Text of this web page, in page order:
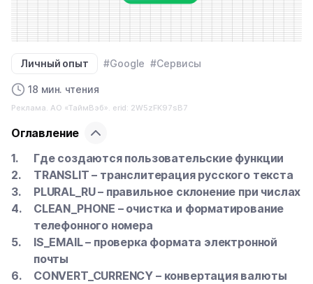
Личный опыт #Google #Сервисы
18 мин. чтения
Реклама. АО «ТаймВэб». erid: 2W5zFK97sB7
Оглавление
Где создаются пользовательские функции
TRANSLIT – транслитерация русского текста
PLURAL_RU – правильное склонение при числах
CLEAN_PHONE – очистка и форматирование
телефонного номера
IS_EMAIL – проверка формата электронной
почты
CONVERT_CURRENCY – конвертация валюты